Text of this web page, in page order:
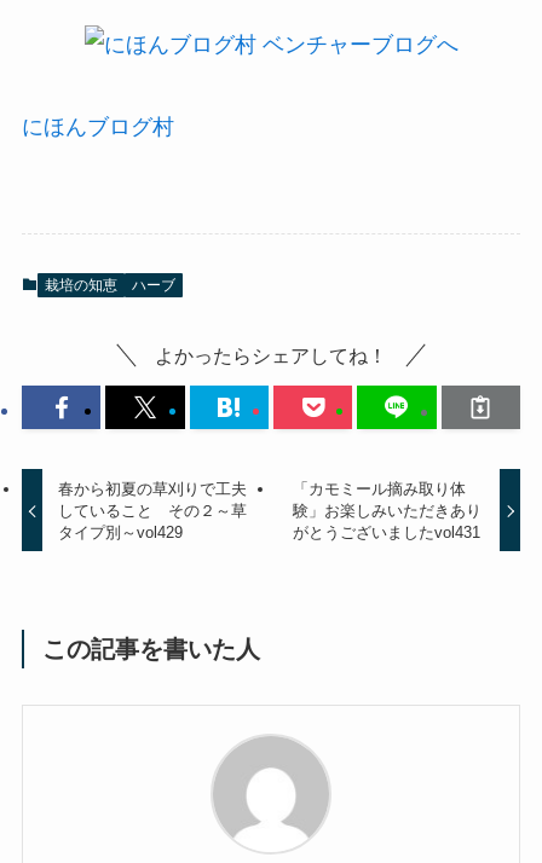
にほんブログ村
栽培の知恵 ハーブ
よかったらシェアしてね！
春から初夏の草刈りで工夫
していること その２～草
タイプ別～vol429
「カモミール摘み取り体
験」お楽しみいただきあり
がとうございましたvol431
この記事を書いた人